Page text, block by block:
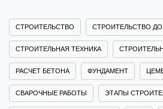
СТРОИТЕЛЬСТВО СТРОИТЕЛЬСТВО
СТРОИТЕЛЬНАЯ ТЕХНИКА
РАСЧЕТ БЕТОНА ФУНДАМЕНТ
СВАРОЧНЫЕ РАБОТЫ ЭТАПЫ